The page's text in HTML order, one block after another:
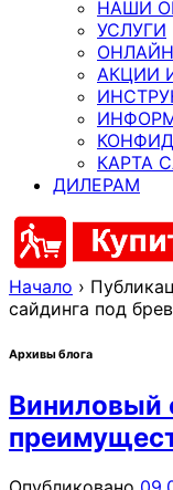
НАШИ
УСЛУГИ
АКЦИИ
КАРТА
ДИЛЕРАМ
Начало ›
сайдинга под
Архивы блога
Виниловый